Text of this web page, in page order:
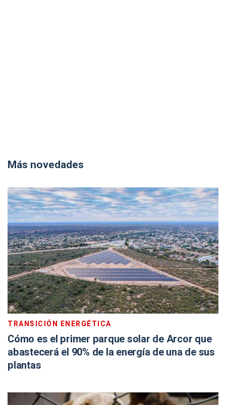
Más novedades
TRANSICIÓN ENERGÉTICA
Cómo es el primer parque solar de Arcor que
abastecerá el 90% de la energía de una de sus
plantas